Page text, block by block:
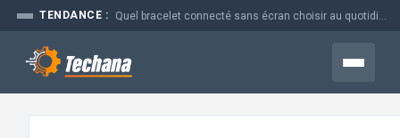
Aller
contenu
TENDANCE :
Menu